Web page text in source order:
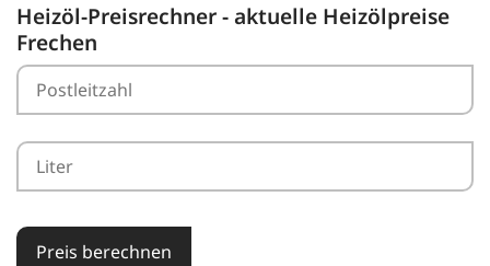
Heizöl-Preisrechner - aktuelle Heizölpreise
Frechen
Preis berechnen